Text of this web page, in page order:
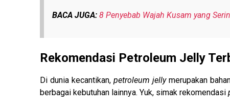
BACA JUGA: 8 Penyebab Wajah Kusam yang
Rekomendasi Petroleum Jelly
Di dunia kecantikan, petroleum jellymerupakan
berbagai kebutuhan lainnya. Yuk, simak rekomendasi